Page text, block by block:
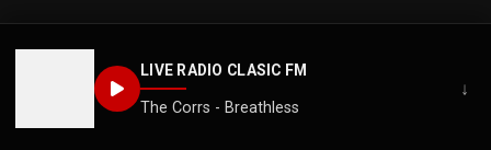
LIVE RADIO CLASIC FM
The Corrs - Breathless
↓